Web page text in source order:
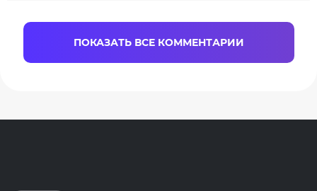
ПОКАЗАТЬ ВСЕ КОММЕНТАРИИ